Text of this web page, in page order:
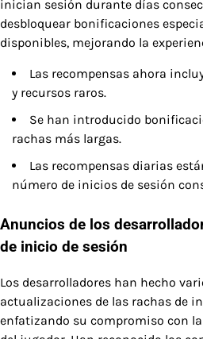
inician sesión durante días
desbloquear bonificaciones
disponibles, mejorando la
Las recompensas ahora
y recursos raros.
Se han introducido
rachas más largas.
Las recompensas diarias
número de inicios de sesión
Anuncios de los
de inicio de sesión
Los desarrolladores han hecho
actualizaciones de las rachas de
enfatizando su compromiso con